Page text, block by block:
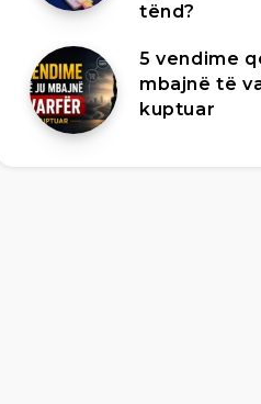
tënd?
5 vendime
mbajnë të
kuptuar